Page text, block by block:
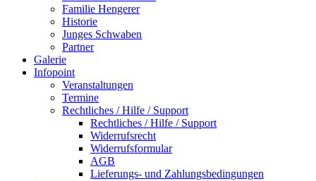
Familie Hengerer
Historie
Junges Schwaben
Partner
Galerie
Infopoint
Veranstaltungen
Termine
Rechtliches / Hilfe / Support
Rechtliches / Hilfe / Support
Widerrufsrecht
Widerrufsformular
AGB
Lieferungs- und Zahlungsbedingungen